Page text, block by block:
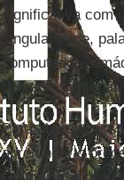
significativa com
singularidade,
computadores/
demorar
Para abordar
aprofundar o